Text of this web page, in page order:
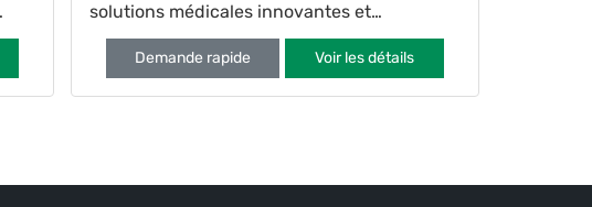
solutions médicales innovantes et
personnalisées. En tant que pionnier dans le
domaine de la découpe
Demande rapide Voir les détails